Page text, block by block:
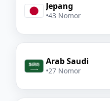
Jepang
•43 Nomor
Arab Saudi
•27 Nomor